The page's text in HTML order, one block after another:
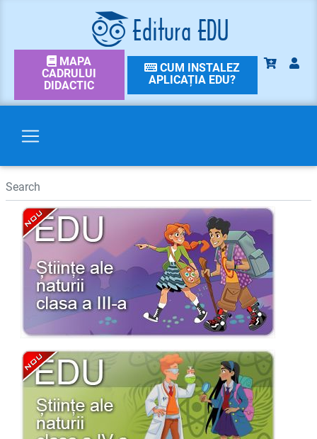
MAPA
CADRULUI
DIDACTIC
CUM INSTALEZ
APLICAȚIA EDU?